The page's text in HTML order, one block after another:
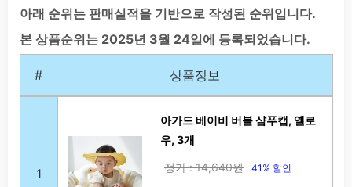
아래 순위는 판매실적을 기반으로 작성된 순위입니다.
본 상품순위는 2025년 3월 24일에 등록되었습니다.
# 상품정보
1
아가드 베이비 버블 샴푸캡, 옐로
우, 3개
정가 : 14,640원 41% 할인